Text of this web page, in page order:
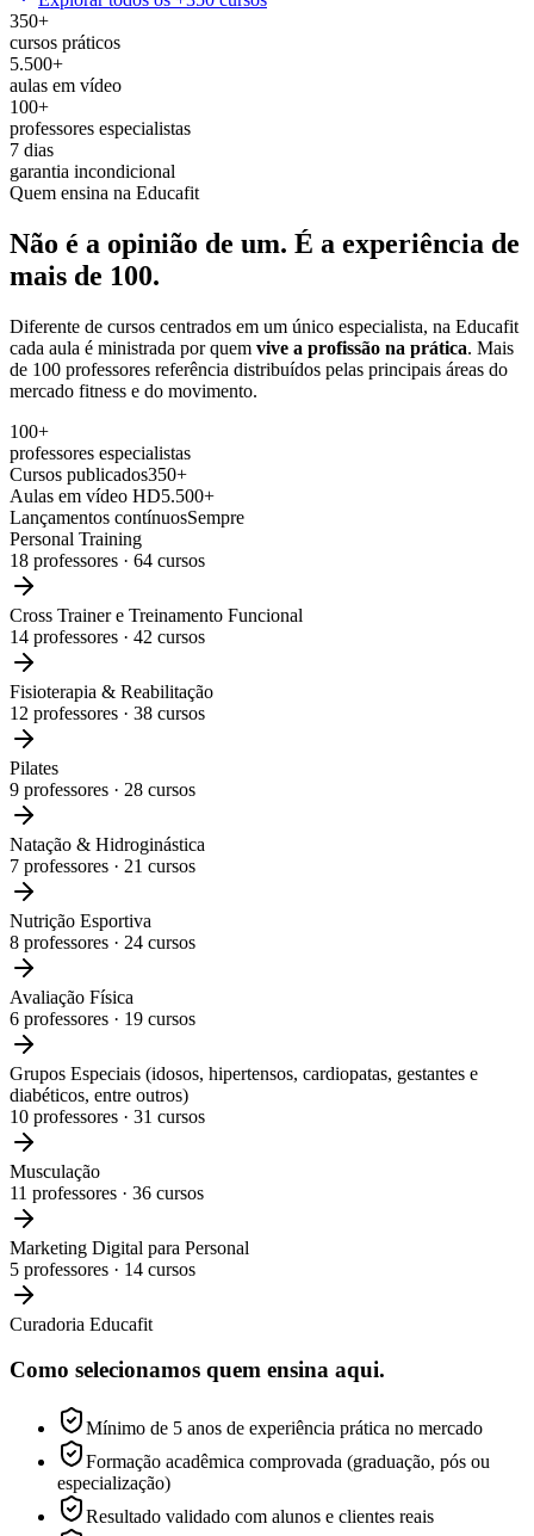
350+
cursos práticos
5.500+
aulas em vídeo
100+
professores especialistas
7 dias
garantia incondicional
Quem ensina na Educafit
Não é a opinião de um. É a experiência de
mais de 100.
Diferente de cursos centrados em um único especialista, na Educafit
cada aula é ministrada por quem vive a profissão na prática. Mais
de 100 professores referência distribuídos pelas principais áreas do
mercado fitness e do movimento.
100+
professores especialistas
Cursos publicados350+
Aulas em vídeo HD5.500+
Lançamentos contínuosSempre
Personal Training
18 professores · 64 cursos
Cross Trainer e Treinamento Funcional
14 professores · 42 cursos
Fisioterapia & Reabilitação
12 professores · 38 cursos
Pilates
9 professores · 28 cursos
Natação & Hidroginástica
7 professores · 21 cursos
Nutrição Esportiva
8 professores · 24 cursos
Avaliação Física
6 professores · 19 cursos
Grupos Especiais (idosos, hipertensos, cardiopatas, gestantes e
diabéticos, entre outros)
10 professores · 31 cursos
Musculação
11 professores · 36 cursos
Marketing Digital para Personal
5 professores · 14 cursos
Curadoria Educafit
Como selecionamos quem ensina aqui.
Mínimo de 5 anos de experiência prática no mercado
Formação acadêmica comprovada (graduação, pós ou
especialização)
Resultado validado com alunos e clientes reais